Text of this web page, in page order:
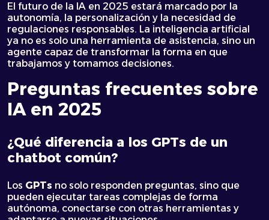
El futuro de la IA en 2025 estará marcado por la
autonomía, la personalización y la necesidad de
regulaciones responsables. La inteligencia artificial
ya no es solo una herramienta de asistencia, sino un
agente capaz de transformar la forma en que
trabajamos y tomamos decisiones.
Preguntas frecuentes sobre
IA en 2025
¿Qué diferencia a los GPTs de un
chatbot común?
Los GPTs no solo responden preguntas, sino que
pueden ejecutar tareas complejas de forma
autónoma, conectarse con otras herramientas y